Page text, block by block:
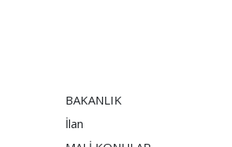
BAKANLIK
İlan